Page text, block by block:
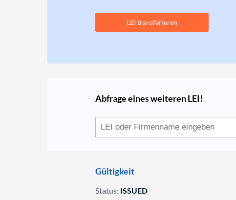
LEI transferieren
Abfrage eines weiteren LEI!
Gültigkeit
Status: ISSUED